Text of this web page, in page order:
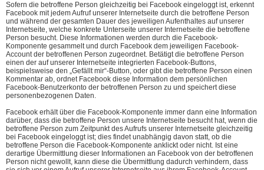
Sofern die betroffene Person gleichzeitig bei Facebook eingeloggt ist, erkennt
Facebook mit jedem Aufruf unserer Internetseite durch die betroffene Person
und während der gesamten Dauer des jeweiligen Aufenthaltes auf unserer
Internetseite, welche konkrete Unterseite unserer Internetseite die betroffene
Person besucht. Diese Informationen werden durch die Facebook-
Komponente gesammelt und durch Facebook dem jeweiligen Facebook-
Account der betroffenen Person zugeordnet. Betätigt die betroffene Person
einen der auf unserer Internetseite integrierten Facebook-Buttons,
beispielsweise den „Gefällt mir“-Button, oder gibt die betroffene Person einen
Kommentar ab, ordnet Facebook diese Information dem persönlichen
Facebook-Benutzerkonto der betroffenen Person zu und speichert diese
personenbezogenen Daten.
Facebook erhält über die Facebook-Komponente immer dann eine Information
darüber, dass die betroffene Person unsere Internetseite besucht hat, wenn die
betroffene Person zum Zeitpunkt des Aufrufs unserer Internetseite gleichzeitig
bei Facebook eingeloggt ist; dies findet unabhängig davon statt, ob die
betroffene Person die Facebook-Komponente anklickt oder nicht. Ist eine
derartige Übermittlung dieser Informationen an Facebook von der betroffenen
Person nicht gewollt, kann diese die Übermittlung dadurch verhindern, dass